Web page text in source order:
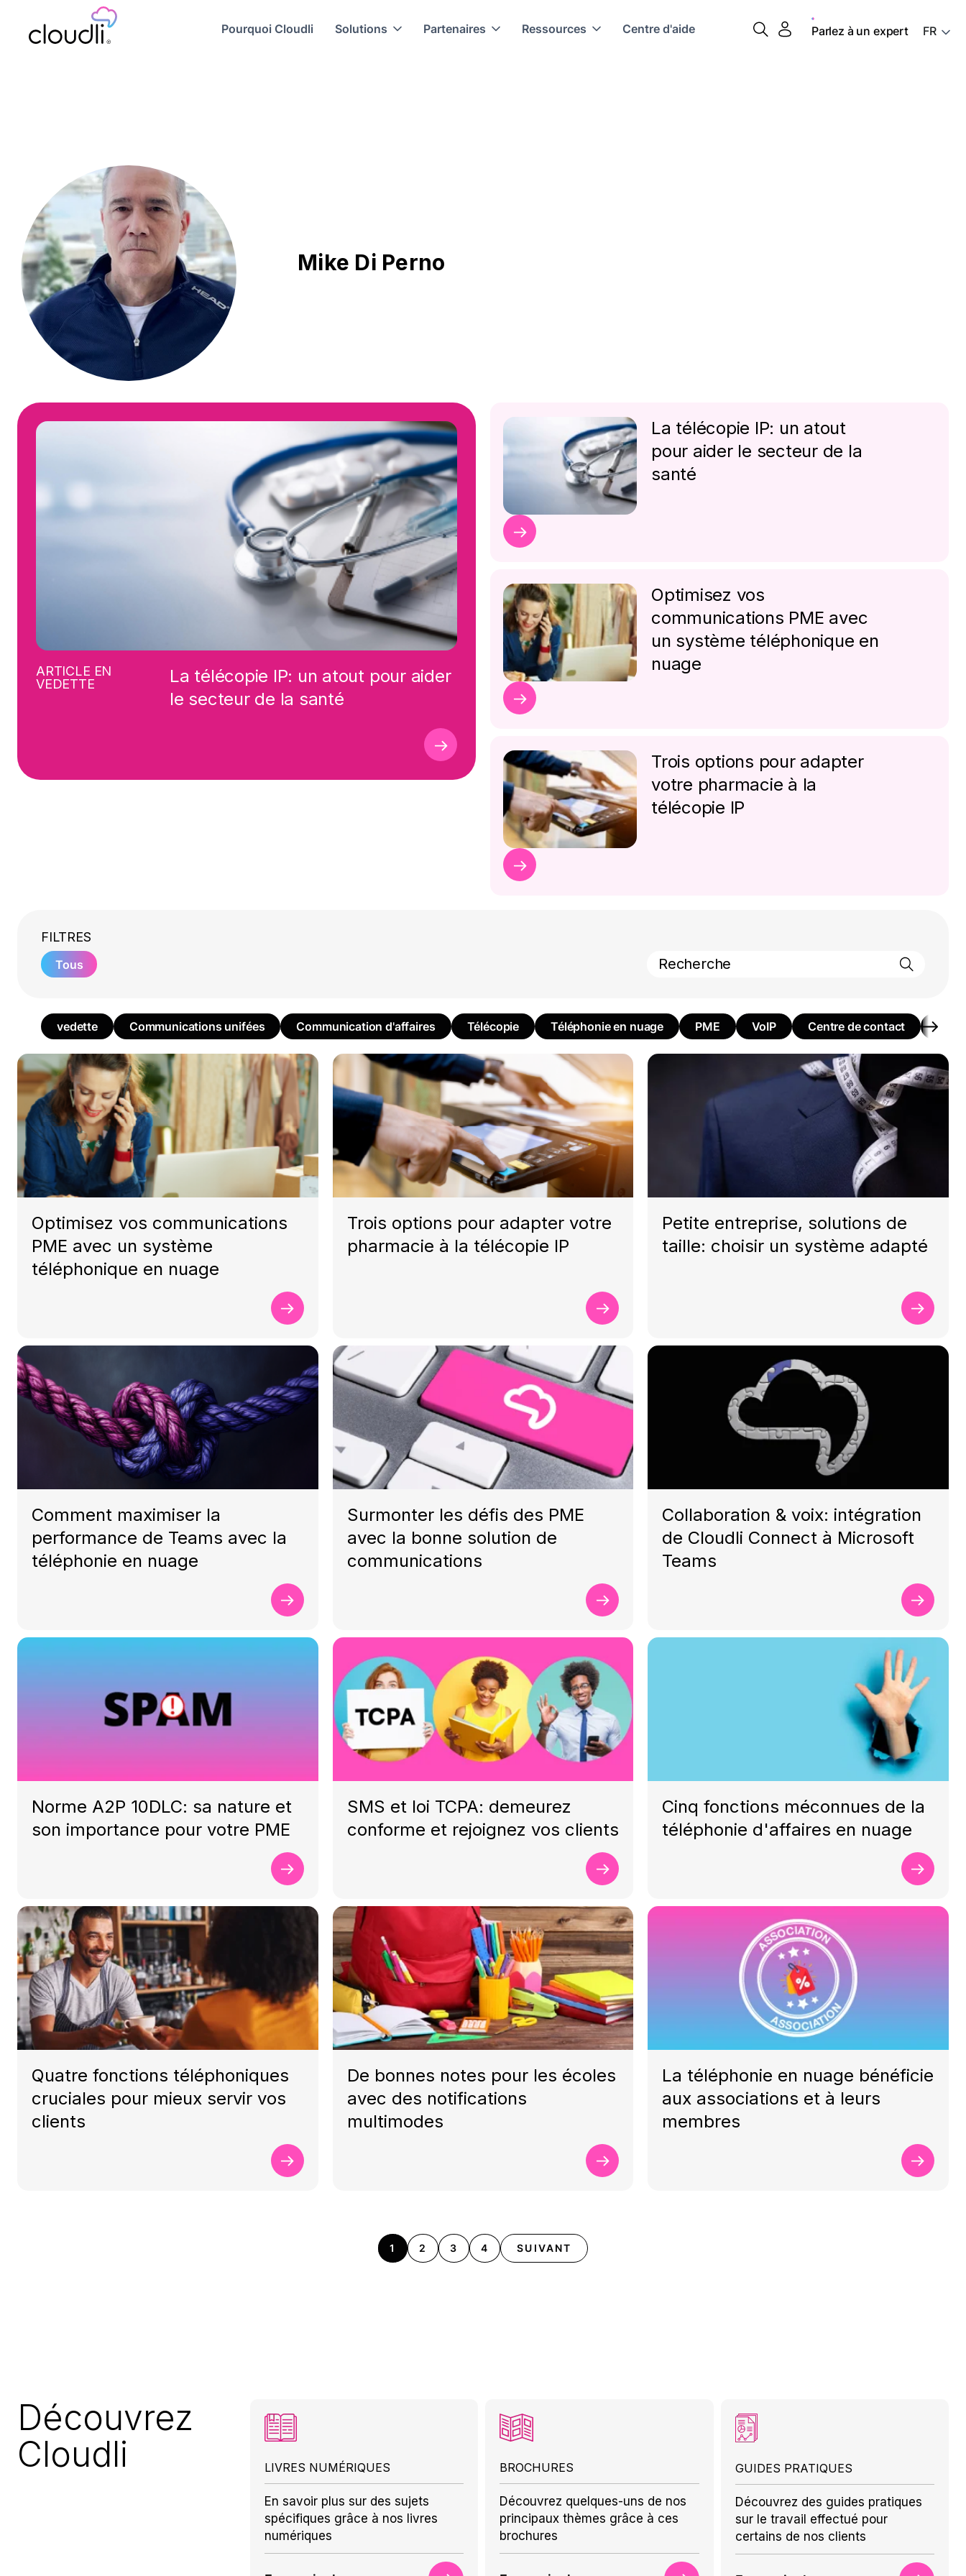
Pourquoi Cloudli Solutions Partenaires Ressources Centre d'aide Parlez à un expert
Mike Di Perno
ARTICLE EN
VEDETTE
La télécopie IP: un atout pour aider
le secteur de la santé
La télécopie IP: un atout
pour aider le secteur de la
santé
Optimisez vos
communications PME avec
un système téléphonique en
nuage
Trois options pour adapter
votre pharmacie à la
télécopie IP
FILTRES
Tous
vedette Communications unifées Communication d'affaires Télécopie Téléphonie en nuage PME VoIP Centre de contact
Optimisez vos communications
PME avec un système
téléphonique en nuage
Trois options pour adapter votre
pharmacie à la télécopie IP
Petite entreprise, solutions de
taille: choisir un système adapté
Comment maximiser la
performance de Teams avec la
téléphonie en nuage
Surmonter les défis des PME
avec la bonne solution de
communications
Collaboration & voix: intégration
de Cloudli Connect à Microsoft
Teams
Norme A2P 10DLC: sa nature et
son importance pour votre PME
SMS et loi TCPA: demeurez
conforme et rejoignez vos clients
Cinq fonctions méconnues de la
téléphonie d'affaires en nuage
Quatre fonctions téléphoniques
cruciales pour mieux servir vos
clients
De bonnes notes pour les écoles
avec des notifications
multimodes
La téléphonie en nuage bénéficie
aux associations et à leurs
membres
1 2 3 4 SUIVANT
Découvrez
Cloudli
LIVRES NUMÉRIQUES
En savoir plus sur des sujets
spécifiques grâce à nos livres
numériques
BROCHURES
Découvrez quelques-uns de nos
principaux thèmes grâce à ces
brochures
GUIDES PRATIQUES
Découvrez des guides pratiques
sur le travail effectué pour
certains de nos clients